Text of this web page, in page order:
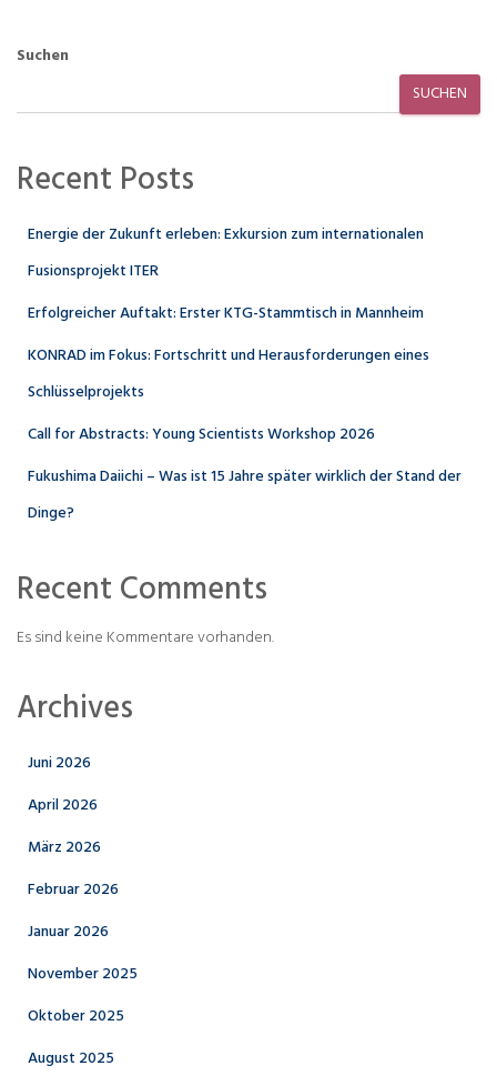
Suchen
SUCHEN
Recent Posts
Energie der Zukunft erleben: Exkursion zum internationalen
Fusionsprojekt ITER
Erfolgreicher Auftakt: Erster KTG-Stammtisch in Mannheim
KONRAD im Fokus: Fortschritt und Herausforderungen eines
Schlüsselprojekts
Call for Abstracts: Young Scientists Workshop 2026
Fukushima Daiichi – Was ist 15 Jahre später wirklich der Stand der
Dinge?
Recent Comments
Es sind keine Kommentare vorhanden.
Archives
Juni 2026
April 2026
März 2026
Februar 2026
Januar 2026
November 2025
Oktober 2025
August 2025